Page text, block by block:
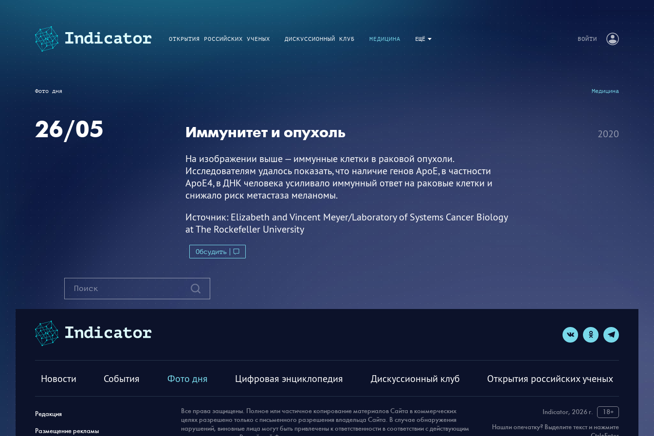
ЕЩЁ
ОТКРЫТИЯ РОССИЙСКИХ УЧЕНЫХ ДИСКУССИОННЫЙ КЛУБ МЕДИЦИНА ВОЙТИ
Фото дня Медицина
26/05 Иммунитет и опухоль
На изображении выше — иммунные клетки в раковой опухоли.
Исследователям удалось показать, что наличие генов ApoE, в частности
ApoE4, в ДНК человека усиливало иммунный ответ на раковые клетки и
снижало риск метастаза меланомы.
Источник: Elizabeth and Vincent Meyer/Laboratory of Systems Cancer Biology
at The Rockefeller University
Обсудить
2020
Новости События Фото дня Цифровая энциклопедия Дискуссионный клуб Открытия российских ученых
Редакция
Размещение рекламы
Indicator, 2026 г.
18+
Нашли опечатку? Выделите текст и нажмите
Все права защищены. Полное или частичное копирование материалов Сайта в коммерческих
целях разрешено только с письменного разрешения владельца Сайта. В случае обнаружения
нарушений, виновные лица могут быть привлечены к ответственности в соответствии с действующим